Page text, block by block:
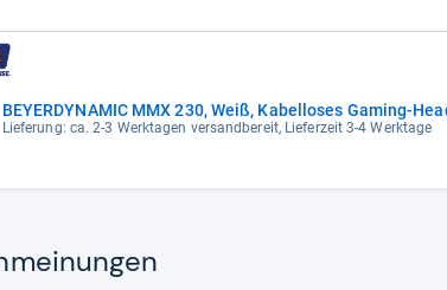
BEYERDYNAMIC MMX 230, Weiß, Kabelloses Gaming-
Lieferung: ca. 2-3 Werktagen versandbereit, Lieferzeit 3-4 Werktage